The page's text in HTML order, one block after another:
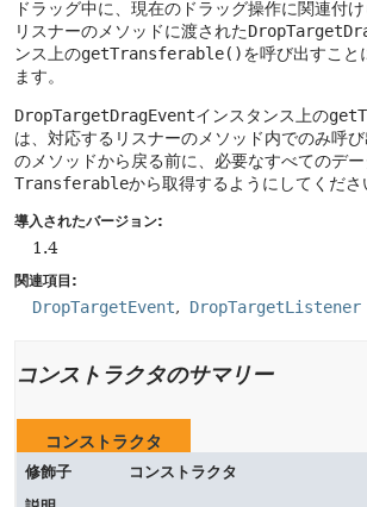
ドラッグ中に、現在のドラッグ操作に関連付け
リスナーのメソッドに渡された
ンス上のgetTransferable()を呼び出すこと
ます。
DropTargetDragEventインスタンス上の
は、対応するリスナーのメソッド内でのみ呼
のメソッドから戻る前に、必要なすべてのデ
Transferableから取得するようにしてくださ
導入されたバージョン:
1.4
関連項目:
DropTargetEvent DropTargetListener
コンストラクタのサマリー
コンストラクタ
修飾子
コンストラクタ